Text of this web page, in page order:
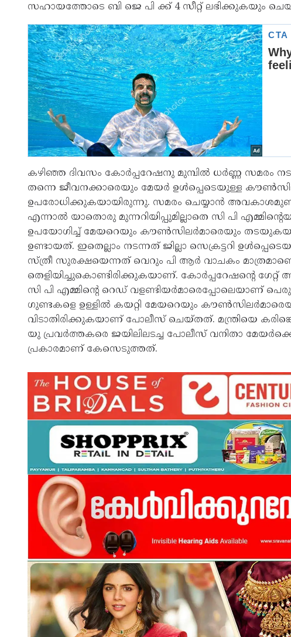
സഹായത്തോടെ ബി ജെ പി ക്ക് 4 സീറ്റ് ലഭിക്കുകയും
കഴിഞ്ഞ ദിവസം കോര്‍പ്പറേഷനു മുമ്പില്‍ ധര്‍ണ്ണ സമരം
തന്നെ ജീവനക്കാരെയും മേയര്‍ ഉള്‍പ്പെടെയുള്ള
ഉപരോധിക്കുകയായിരുന്നു. സമരം ചെയ്യാന്‍
എന്നാല്‍ യാതൊരു മുന്നറിയിപ്പുമില്ലാതെ സി പി
ഉപയോഗിച്ച് മേയറെയും കൗണ്‍സിലര്‍മാരെയും
ഉണ്ടായത്. ഇതെല്ലാം നടന്നത് ജില്ലാ സെക്രട്ടറി
സ്ത്രീ സുരക്ഷയെന്നത് വെറും പി ആര്‍ വാചകം
തെളിയിച്ചുകൊണ്ടിരിക്കുകയാണ്. കോര്‍പ്പറേഷന്‍റെ ഗേറ്റ്
സി പി എമ്മിന്‍റെ റെഡ് വളണ്ടിയര്‍മാരെപ്പോലെയാണ്
ഗുണ്ടകളെ ഉള്ളില്‍ കയറ്റി മേയറെയും
വിടാതിരിക്കുകയാണ് പോലീസ് ചെയ്തത്. മന്ത്രിയെ
യു പ്രവര്‍ത്തകരെ ജയിലിലടച്ച പോലീസ് വനിതാ
പ്രകാരമാണ് കേസെടുത്തത്.